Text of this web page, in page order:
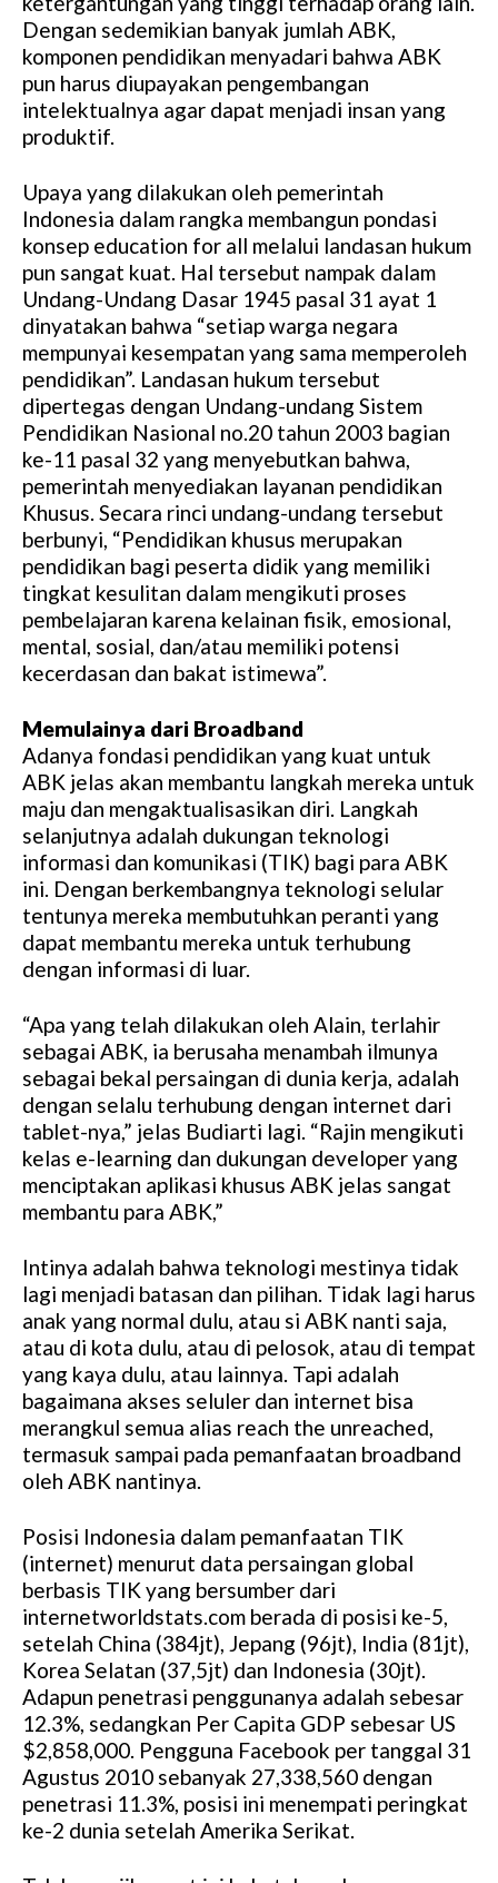
Dengan sedemikian banyak jumlah ABK,
komponen pendidikan menyadari bahwa ABK
pun harus diupayakan pengembangan
intelektualnya agar dapat menjadi insan yang
produktif.
Upaya yang dilakukan oleh pemerintah
Indonesia dalam rangka membangun pondasi
konsep education for all melalui landasan hukum
pun sangat kuat. Hal tersebut nampak dalam
Undang-Undang Dasar 1945 pasal 31 ayat 1
dinyatakan bahwa “setiap warga negara
mempunyai kesempatan yang sama memperoleh
pendidikan”. Landasan hukum tersebut
dipertegas dengan Undang-undang Sistem
Pendidikan Nasional no.20 tahun 2003 bagian
ke-11 pasal 32 yang menyebutkan bahwa,
pemerintah menyediakan layanan pendidikan
Khusus. Secara rinci undang-undang tersebut
berbunyi, “Pendidikan khusus merupakan
pendidikan bagi peserta didik yang memiliki
tingkat kesulitan dalam mengikuti proses
pembelajaran karena kelainan fisik, emosional,
mental, sosial, dan/atau memiliki potensi
kecerdasan dan bakat istimewa”.
Memulainya dari Broadband
Adanya fondasi pendidikan yang kuat untuk
ABK jelas akan membantu langkah mereka untuk
maju dan mengaktualisasikan diri. Langkah
selanjutnya adalah dukungan teknologi
informasi dan komunikasi (TIK) bagi para ABK
ini. Dengan berkembangnya teknologi selular
tentunya mereka membutuhkan peranti yang
dapat membantu mereka untuk terhubung
dengan informasi di luar.
“Apa yang telah dilakukan oleh Alain, terlahir
sebagai ABK, ia berusaha menambah ilmunya
sebagai bekal persaingan di dunia kerja, adalah
dengan selalu terhubung dengan internet dari
tablet-nya,” jelas Budiarti lagi. “Rajin mengikuti
kelas e-learning dan dukungan developer yang
menciptakan aplikasi khusus ABK jelas sangat
membantu para ABK,”
Intinya adalah bahwa teknologi mestinya tidak
lagi menjadi batasan dan pilihan. Tidak lagi harus
anak yang normal dulu, atau si ABK nanti saja,
atau di kota dulu, atau di pelosok, atau di tempat
yang kaya dulu, atau lainnya. Tapi adalah
bagaimana akses seluler dan internet bisa
merangkul semua alias reach the unreached,
termasuk sampai pada pemanfaatan broadband
oleh ABK nantinya.
Posisi Indonesia dalam pemanfaatan TIK
(internet) menurut data persaingan global
berbasis TIK yang bersumber dari
internetworldstats.com berada di posisi ke-5,
setelah China (384jt), Jepang (96jt), India (81jt),
Korea Selatan (37,5jt) dan Indonesia (30jt).
Adapun penetrasi penggunanya adalah sebesar
12.3%, sedangkan Per Capita GDP sebesar US
$2,858,000. Pengguna Facebook per tanggal 31
Agustus 2010 sebanyak 27,338,560 dengan
penetrasi 11.3%, posisi ini menempati peringkat
ke-2 dunia setelah Amerika Serikat.